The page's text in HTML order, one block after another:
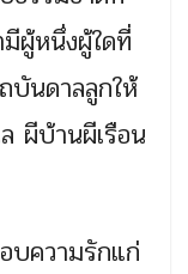
มีผู้หนึ่งผู้ใดที่
บันดาลลูกให้
ล ผีบ้านผีเรือน
บความรักแก่